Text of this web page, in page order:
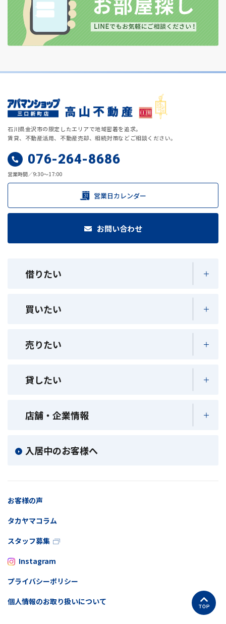
石川県金沢市の限定したエリアで地域密着を追求。
賃貸、不動産活用、不動産売却、相続対策などご相談ください。
076-264-8686
営業時間／9:30～17:00
営業日カレンダー
お問い合わせ
借りたい
買いたい
売りたい
貸したい
店舗・企業情報
入居中のお客様へ
お客様の声
タカヤマコラム
スタッフ募集
Instagram
プライバシーポリシー
個人情報のお取り扱いについて